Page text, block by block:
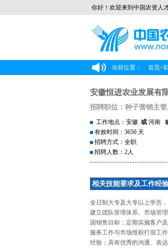
你好！欢迎来到中国农资人
当前位置： 首页>
安徽恒进农业发展有
招聘职位：种子营销主
工作地点：安徽 或河南
有效时间：3650 天
招聘方式：全职
招聘人数：2人
相关技能要求及工作经
全日制大专及大专以上学历
建立团队管理体系、市场管
国销售目标；定期实施客户
服务工作与市场维权打假工
经验；具有优秀的沟通、表